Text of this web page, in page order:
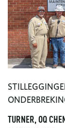
TURNER, OQ